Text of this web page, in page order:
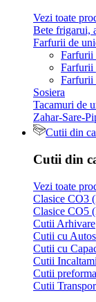
Vezi toate
Bete frigarui,
Farfurii de
Farfurii
Farfurii
Farfurii
Sosiera
Tacamuri de
Zahar-Sare-
Cutii din
Cutii din
Vezi toate
Clasice CO3
Clasice CO5
Cutii Arhivare
Cutii cu
Cutii cu
Cutii
Cutii
Cutii